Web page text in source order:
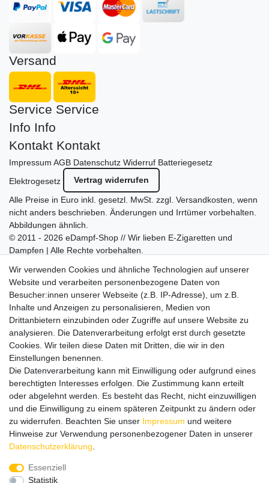
Versand
Service Service
Info Info
Kontakt Kontakt
Impressum AGB Datenschutz Widerruf Batteriegesetz
Elektrogesetz
Vertrag widerrufen
Alle Preise in Euro inkl. gesetzl. MwSt. zzgl. Versandkosten, wenn
nicht anders beschrieben. Änderungen und Irrtümer vorbehalten.
Abbildungen ähnlich.
© 2011 - 2026 eDampf-Shop // Wir lieben E-Zigaretten und
Dampfen | Alle Rechte vorbehalten.
mit vielen spannenden Artikeln.
Bitte entschuldigen Sie, wenn wir telefonisch wegen hoher
betrieblicher Auslastung nicht erreichbar sein sollten.
Schreiben Sie uns gerne eine E-Mail mit Ihrer Telefonnummer
und der Bitte um Rückruf.
Wir rufen Sie schnellstmöglich zurück.
Wir versenden in die folgenden Länder
Versandkostenfrei (DE) ab 69 €
Wir verwenden Cookies und ähnliche Technologien auf unserer
Website und verarbeiten personenbezogene Daten von
Besucher:innen unserer Webseite (z.B. IP-Adresse), um z.B.
Inhalte und Anzeigen zu personalisieren, Medien von
Drittanbietern einzubinden oder Zugriffe auf unsere Website zu
analysieren. Die Datenverarbeitung erfolgt erst durch gesetzte
Cookies. Wir teilen diese Daten mit Dritten, die wir in den
Einstellungen benennen.
Die Datenverarbeitung kann mit Einwilligung oder aufgrund eines
berechtigten Interesses erfolgen. Die Zustimmung kann erteilt
oder abgelehnt werden. Es besteht das Recht, nicht einzuwilligen
und die Einwilligung zu einem späteren Zeitpunkt zu ändern oder
zu widerrufen. Beachten Sie unser Impressum und weitere
Hinweise zur Verwendung personenbezogener Daten in unserer
Daten­schutz­erklärung
Essenziell
Statistik